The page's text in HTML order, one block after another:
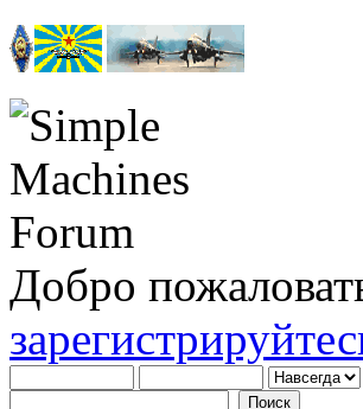
Добро